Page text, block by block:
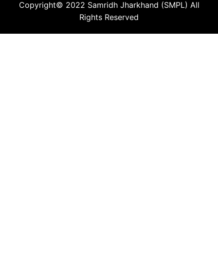
Copyright© 2022 Samridh Jharkhand (SMPL) All
Rights Reserved